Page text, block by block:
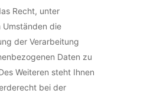
Recht, unter
Umständen die
der Verarbeitung
Daten zu
Weiteren steht Ihnen
bei der